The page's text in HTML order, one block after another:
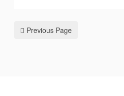
Previous Page